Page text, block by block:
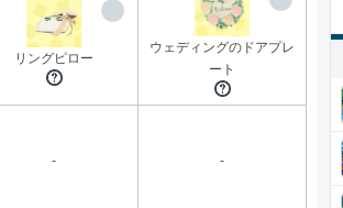
リングピロー
ウェディングのドアプレ
ート
- -